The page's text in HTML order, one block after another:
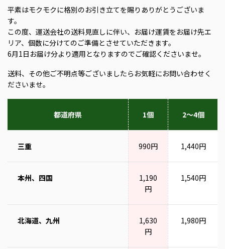
平素はモクモクに格別のお引き立てを賜りありがとうございま
す。
この度、運送会社の送料見直しに伴い、お届け運賃をお届け先エ
リア、個数に分けてのご準備とさせていただきます。
6月1日お届け分より適用となりますのでご確認くださいませ。
送料、その他ご不明点等ございましたらお気軽にお問い合わせく
ださいませ。
都道府県 1個 2～4個
三重 990円 1,440円
本州、四国
1,190
円
1,540円
北海道、九州
1,630
円
1,980円